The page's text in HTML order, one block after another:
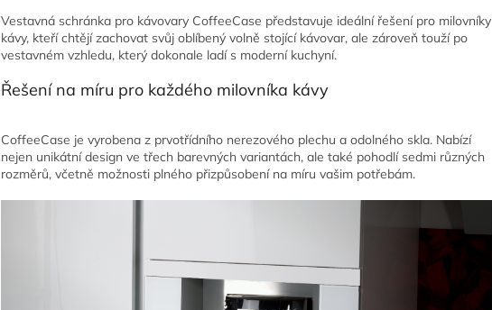
Vestavná schránka pro kávovary CoffeeCase představuje ideální řešení pro milovníky
kávy, kteří chtějí zachovat svůj oblíbený volně stojící kávovar, ale zároveň touží po
vestavném vzhledu, který dokonale ladí s moderní kuchyní.
Řešení na míru pro každého milovníka kávy
CoffeeCase je vyrobena z prvotřídního nerezového plechu a odolného skla. Nabízí
nejen unikátní design ve třech barevných variantách, ale také pohodlí sedmi různých
rozměrů, včetně možnosti plného přizpůsobení na míru vašim potřebám.